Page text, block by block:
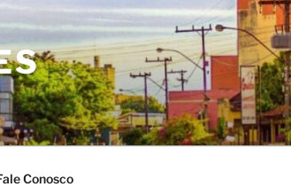
Conosco